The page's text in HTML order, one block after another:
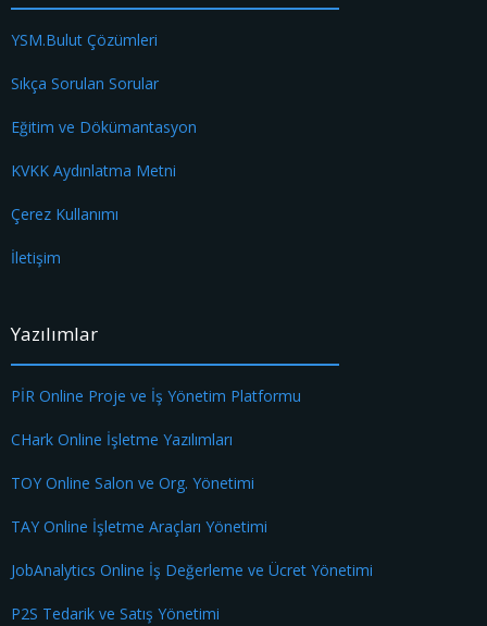
YSM.Bulut Çözümleri
Sıkça Sorulan Sorular
Eğitim ve Dökümantasyon
KVKK Aydınlatma Metni
Çerez Kullanımı
İletişim
Yazılımlar
PİR Online Proje ve İş Yönetim Platformu
CHark Online İşletme Yazılımları
TOY Online Salon ve Org. Yönetimi
TAY Online İşletme Araçları Yönetimi
JobAnalytics Online İş Değerleme ve Ücret Yönetimi
P2S Tedarik ve Satış Yönetimi